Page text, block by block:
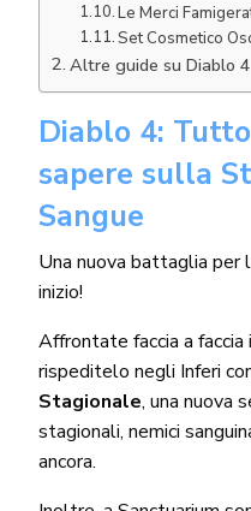
Le Merci
Set Cosmetico
Altre guide su Diablo 4
Diablo 4:
sapere sulla
Sangue
Una nuova battaglia per
inizio!
Affrontate faccia a
rispeditelo negli Inferi
Stagionale, una nuova
stagionali, nemici
ancora.